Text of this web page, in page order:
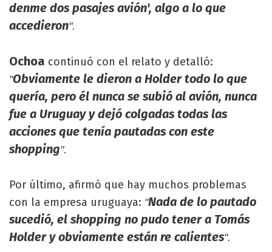
denme dos pasajes avión', algo a lo que
accedieron".
Ochoa continuó con el relato y detalló:
"Obviamente le dieron a Holder todo lo que
quería, pero él nunca se subió al avión, nunca
fue a Uruguay y dejó colgadas todas las
acciones que tenía pautadas con este
shopping".
Por último, afirmó que hay muchos problemas
con la empresa uruguaya: "Nada de lo pautado
sucedió, el shopping no pudo tener a Tomás
Holder y obviamente están re calientes".